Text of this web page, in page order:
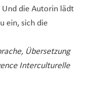
Und die Autorin lädt
ein, sich die
Übersetzung
Interculturelle